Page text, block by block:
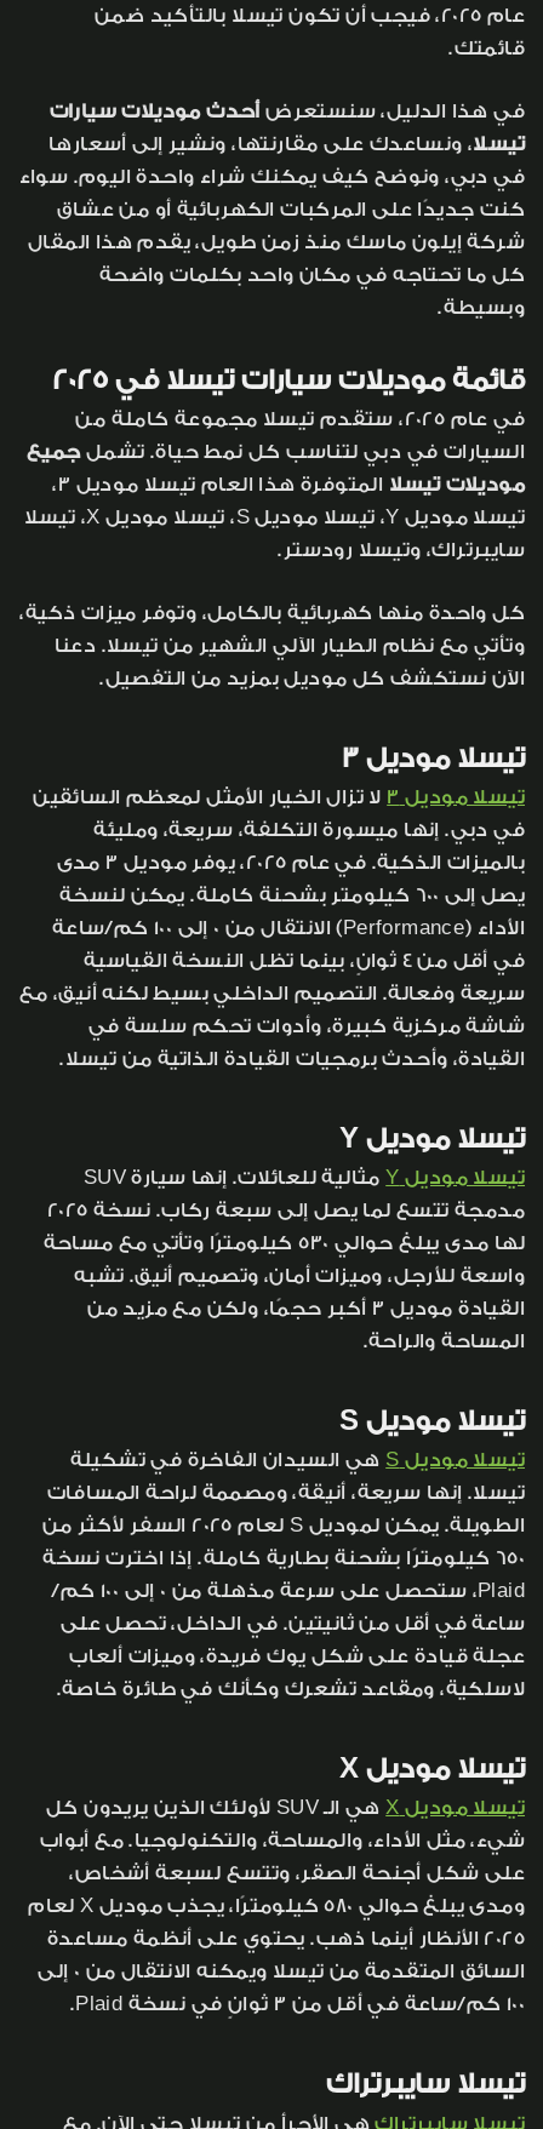
عام 2025، فيجب أن تكون تيسلا بالتأكيد ضمن
قائمتك.
في هذا الدليل، سنستعرض أحدث موديلات سيارات
تيسلا، ونساعدك على مقارنتها، ونشير إلى أسعارها
في دبي، ونوضح كيف يمكنك شراء واحدة اليوم. سواء
كنت جديدًا على المركبات الكهربائية أو من عشاق
شركة إيلون ماسك منذ زمن طويل، يقدم هذا المقال
كل ما تحتاجه في مكان واحد بكلمات واضحة
وبسيطة.
قائمة موديلات سيارات تيسلا في 2025
في عام 2025، ستقدم تيسلا مجموعة كاملة من
السيارات في دبي لتناسب كل نمط حياة. تشملجميع
موديلات تيسلا
المتوفرة هذا العام تيسلا موديل 3،
تيسلا موديل Y، تيسلا موديل S، تيسلا موديل X، تيسلا
سايبرتراك، وتيسلا رودستر.
كل واحدة منها كهربائية بالكامل، وتوفر ميزات ذكية،
وتأتي مع نظام الطيار الآلي الشهير من تيسلا. دعنا
الآن نستكشف كل موديل بمزيد من التفصيل.
تيسلا موديل 3
تيسلا موديل 3
لا تزال الخيار الأمثل لمعظم السائقين
في دبي. إنها ميسورة التكلفة، سريعة، ومليئة
بالميزات الذكية. في عام 2025، يوفر موديل 3 مدى
يصل إلى 600 كيلومتر بشحنة كاملة. يمكن لنسخة
الأداء (Performance) الانتقال من 0 إلى 100 كم/ساعة
في أقل من 4 ثوانٍ، بينما تظل النسخة القياسية
سريعة وفعالة. التصميم الداخلي بسيط لكنه أنيق، مع
شاشة مركزية كبيرة، وأدوات تحكم سلسة في
القيادة، وأحدث برمجيات القيادة الذاتية من تيسلا.
تيسلا موديل Y
تيسلا موديل Y
مثالية للعائلات. إنها سيارة SUV
مدمجة تتسع لما يصل إلى سبعة ركاب. نسخة 2025
لها مدى يبلغ حوالي 530 كيلومترًا وتأتي مع مساحة
واسعة للأرجل، وميزات أمان، وتصميم أنيق. تشبه
القيادة موديل 3 أكبر حجمًا، ولكن مع مزيد من
المساحة والراحة.
تيسلا موديل S
تيسلا موديل S
هي السيدان الفاخرة في تشكيلة
تيسلا. إنها سريعة، أنيقة، ومصممة لراحة المسافات
الطويلة. يمكن لموديل S لعام 2025 السفر لأكثر من
650 كيلومترًا بشحنة بطارية كاملة. إذا اخترت نسخة
Plaid، ستحصل على سرعة مذهلة من 0 إلى 100 كم/
ساعة في أقل من ثانيتين. في الداخل، تحصل على
عجلة قيادة على شكل يوك فريدة، وميزات ألعاب
لاسلكية، ومقاعد تشعرك وكأنك في طائرة خاصة.
تيسلا موديل X
تيسلا موديل X
هي الـ SUV لأولئك الذين يريدون كل
شيء، مثل الأداء، والمساحة، والتكنولوجيا. مع أبواب
على شكل أجنحة الصقر، وتتسع لسبعة أشخاص،
ومدى يبلغ حوالي 580 كيلومترًا، يجذب موديل X لعام
2025 الأنظار أينما ذهب. يحتوي على أنظمة مساعدة
السائق المتقدمة من تيسلا ويمكنه الانتقال من 0 إلى
100 كم/ساعة في أقل من 3 ثوانٍ في نسخة Plaid.
تيسلا سايبرتراك
تيسلا سايبرتراكهي الأجرأ من تيسلا حتى الآن. مع